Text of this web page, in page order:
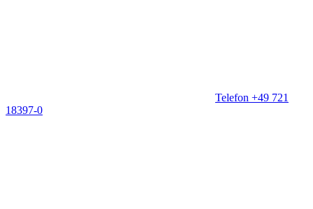
Telefon +49 721
18397-0